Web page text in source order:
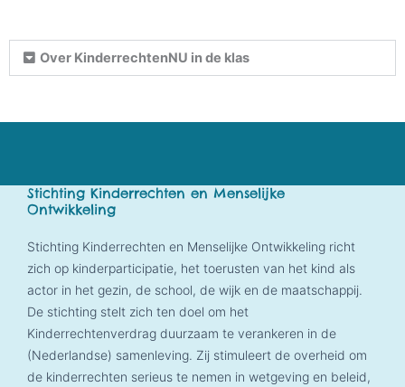
Over KinderrechtenNU in de klas
Stichting Kinderrechten en Menselijke
Ontwikkeling
Stichting Kinderrechten en Menselijke Ontwikkeling richt
zich op kinderparticipatie, het toerusten van het kind als
actor in het gezin, de school, de wijk en de maatschappij.
De stichting stelt zich ten doel om het
Kinderrechtenverdrag duurzaam te verankeren in de
(Nederlandse) samenleving. Zij stimuleert de overheid om
de kinderrechten serieus te nemen in wetgeving en beleid,